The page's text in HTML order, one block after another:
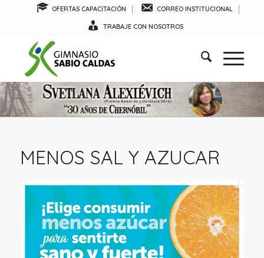
OFERTAS CAPACITACIÓN CORREO INSTITUCIONAL
TRABAJE CON NOSOTROS
MENOS SAL Y AZUCAR